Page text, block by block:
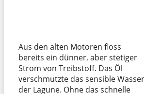
Aus den alten Motoren floss
bereits ein dünner, aber stetiger
Strom von Treibstoff. Das Öl
verschmutzte das sensible Wasser
der Lagune. Ohne das schnelle